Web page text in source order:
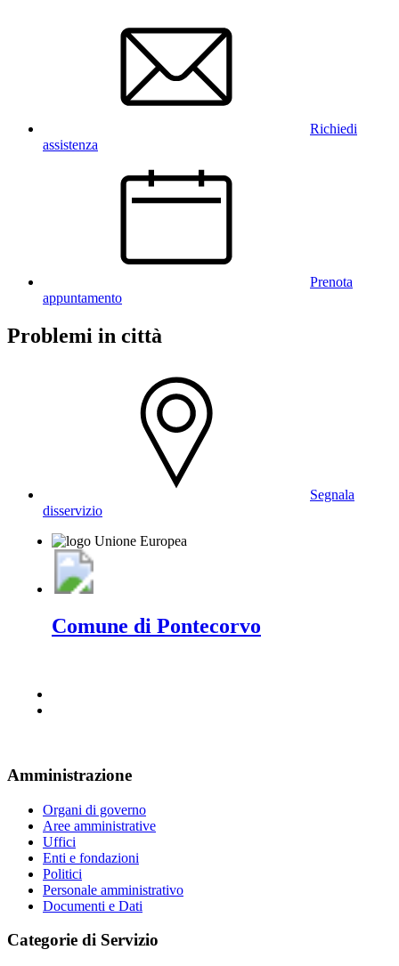
Richiedi
assistenza
Prenota
appuntamento
Problemi in città
Segnala
disservizio
Comune di Pontecorvo
Amministrazione
Organi di governo
Aree amministrative
Uffici
Enti e fondazioni
Politici
Personale amministrativo
Documenti e Dati
Categorie di Servizio